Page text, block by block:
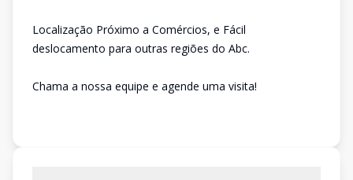
Localização Próximo a Comércios, e Fácil
deslocamento para outras regiões do Abc.
Chama a nossa equipe e agende uma visita!